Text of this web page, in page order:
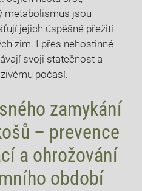
metabolismus jsou
jejich úspěšné přežití
zim. I přes nehostinné
svoji statečnost a
počasí.
zamykání
– prevence
a ohrožování
období